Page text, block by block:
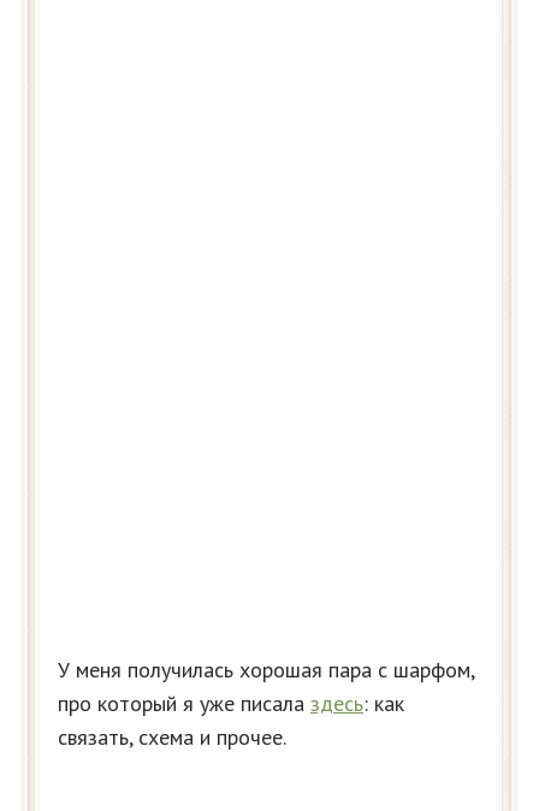
У меня получилась хорошая пара с шарфом,
про который я уже писала здесь: как
связать, схема и прочее.